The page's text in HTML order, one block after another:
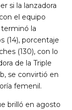
si la lanzadora
el equipo
la
(14), porcentaje
(130), con lo
de la Triple
se convirtió en
femenil.
brilló en agosto